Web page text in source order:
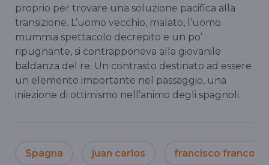
proprio per trovare una soluzione pacifica alla
transizione. L’uomo vecchio, malato, l’uomo
mummia spettacolo decrepito e un po’
ripugnante, si contrapponeva alla giovanile
baldanza del re. Un contrasto destinato ad essere
un elemento importante nel passaggio, una
iniezione di ottimismo nell’animo degli spagnoli.
Spagna juan carlos francisco franco